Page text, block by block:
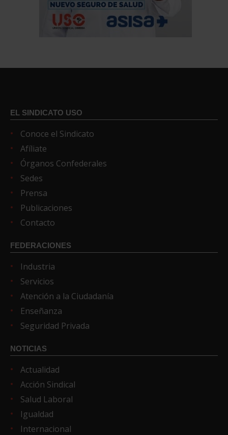
EL SINDICATO USO
Conoce el Sindicato
Afíliate
Órganos Confederales
Sedes
Prensa
Publicaciones
Contacto
FEDERACIONES
Industria
Servicios
Atención a la Ciudadanía
Enseñanza
Seguridad Privada
NOTICIAS
Actualidad
Acción Sindical
Salud Laboral
Igualdad
Internacional